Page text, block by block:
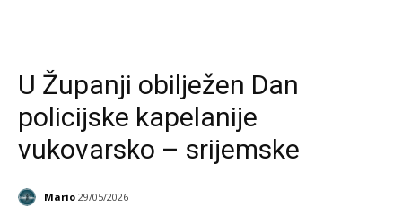
U Županji obilježen Dan
policijske kapelanije
vukovarsko – srijemske
Mario 29/05/2026